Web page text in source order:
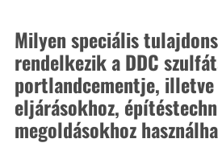
Milyen speciális
rendelkezik a DDC
portlandcementje,
eljárásokhoz,
megoldásokhoz